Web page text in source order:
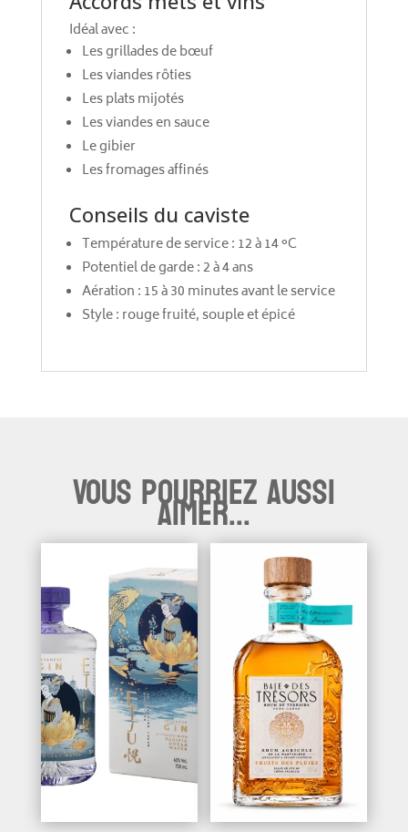
Idéal avec :
Les grillades de bœuf
Les viandes rôties
Les plats mijotés
Les viandes en sauce
Le gibier
Les fromages affinés
Conseils du caviste
Température de service : 12 à 14 °C
Potentiel de garde : 2 à 4 ans
Aération : 15 à 30 minutes avant le service
Style : rouge fruité, souple et épicé
Vous pourriez aussi
aimer...